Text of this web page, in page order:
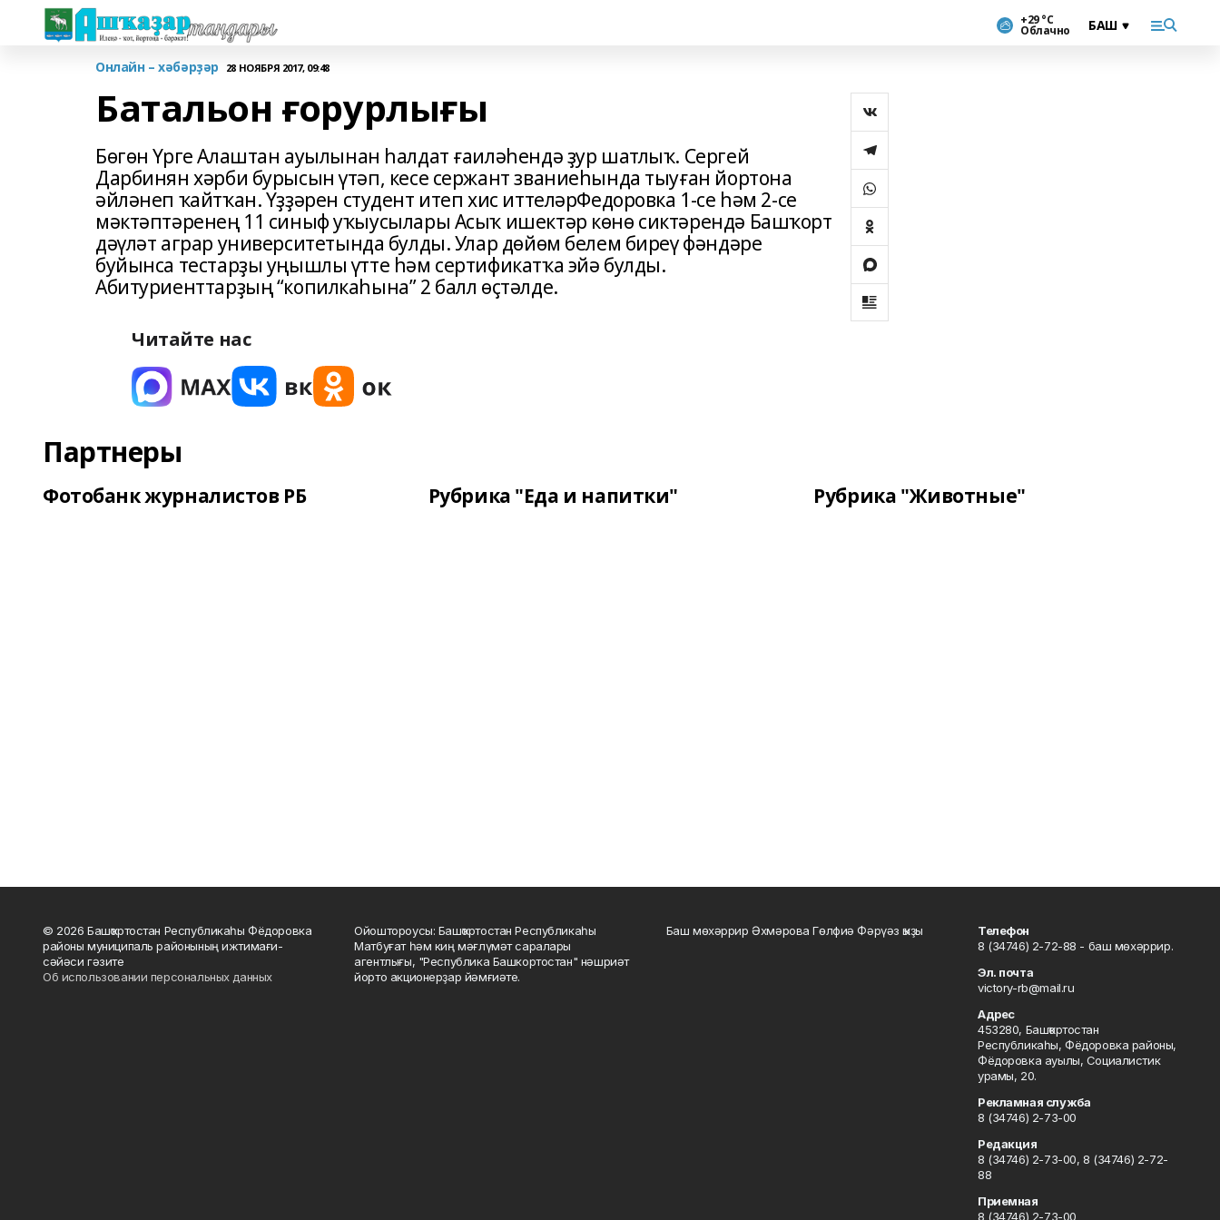
+29 °С
Облачно
Онлайн – хәбәрҙәр 28 НОЯБРЯ 2017, 09:48
Батальон ғорурлығы
Бөгөн Үрге Алаштан ауылынан һалдат ғаиләһендә ҙур шатлыҡ. Сергей
Дарбинян хәрби бурысын үтәп, кесе сержант званиеһында тыуған йортона
әйләнеп ҡайтҡан. Үҙҙәрен студент итеп хис иттеләрФедоровка 1-се һәм 2-се
мәктәптәренең 11 синыф уҡыусылары Асыҡ ишектәр көнө сиктәрендә Башҡорт
дәүләт аграр университетында булды. Улар дөйөм белем биреү фәндәре
буйынса тестарҙы уңышлы үтте һәм сертификатҡа эйә булды.
Абитуриенттарҙың “копилкаһына” 2 балл өҫтәлде.
Читайте нас
Партнеры
Фотобанк журналистов РБ Рубрика "Еда и напитки" Рубрика "Животные"
© 2026 Башҡортостан Республикаһы Фёдоровка
районы муниципаль районының ижтимағи-
сәйәси гәзите
Об использовании персональных данных
Ойоштороусы: Башҡортостан Республикаһы
Матбуғат һәм киң мәғлүмәт саралары
агентлығы, "Республика Башкортостан" нәшриәт
йорто акционерҙар йәмғиәте.
Баш мөхәррир Әхмәрова Гөлфиә Фәрүәз ҡыҙы
Телефон
8 (34746) 2-72-88 - баш мөхәррир.
Эл. почта
victory-rb@mail.ru
Адрес
453280, Башҡортостан
Республикаһы, Фёдоровка районы,
Фёдоровка ауылы, Социалистик
урамы, 20.
Рекламная служба
8 (34746) 2-73-00
Редакция
8 (34746) 2-73-00, 8 (34746) 2-72-
88
Приемная
8 (34746) 2-73-00